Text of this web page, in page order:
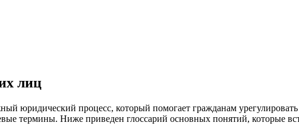
лиц
юридический процесс, который помогает гражданам
термины. Ниже приведен глоссарий основных понятий, которые